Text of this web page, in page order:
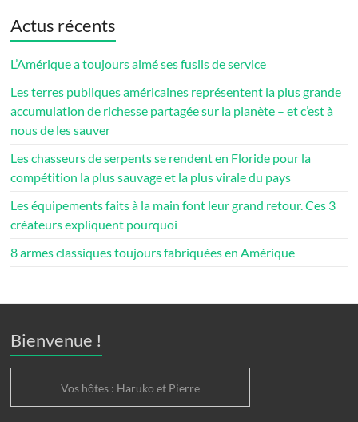
Actus récents
L’Amérique a toujours aimé ses fusils de service
Les terres publiques américaines représentent la plus grande
accumulation de richesse partagée sur la planète – et c’est à
nous de les sauver
Les chasseurs de serpents se rendent en Floride pour la
compétition la plus sauvage et la plus virale du pays
Les équipements faits à la main font leur grand retour. Ces 3
créateurs expliquent pourquoi
8 armes classiques toujours fabriquées en Amérique
Bienvenue !
Vos hôtes : Haruko et Pierre